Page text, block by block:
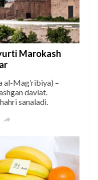
Marokash
Mag’ribiya) –
davlat.
sanaladi.
